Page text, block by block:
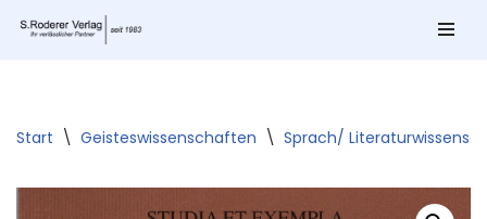
Start \ Geisteswissenschaften \ Sprach/